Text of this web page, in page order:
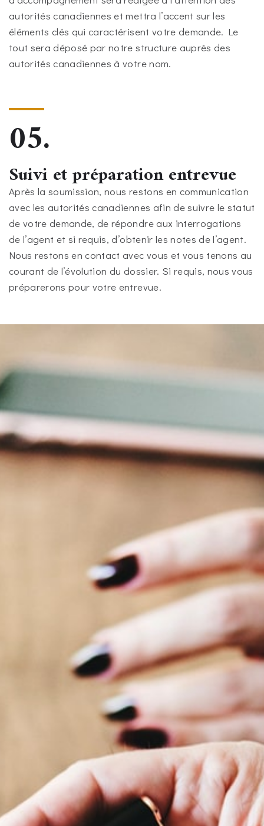
autorités canadiennes et mettra l’accent sur les
éléments clés qui caractérisent votre demande. Le
tout sera déposé par notre structure auprès des
autorités canadiennes à votre nom.
05.
Suivi et préparation entrevue
Après la soumission, nous restons en communication
avec les autorités canadiennes afin de suivre le statut
de votre demande, de répondre aux interrogations
de l’agent et si requis, d’obtenir les notes de l’agent.
Nous restons en contact avec vous et vous tenons au
courant de l’évolution du dossier. Si requis, nous vous
préparerons pour votre entrevue.